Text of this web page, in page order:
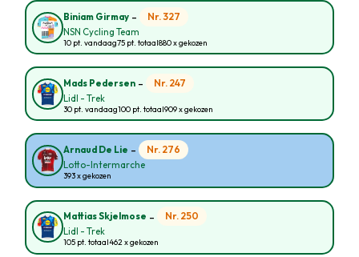
Biniam Girmay - Nr. 327
NSN Cycling Team
10 pt. vandaag75 pt. totaal880 x gekozen
Mads Pedersen - Nr. 247
Lidl - Trek
30 pt. vandaag100 pt. totaal909 x gekozen
Arnaud De Lie - Nr. 276
Lotto-Intermarche
393 x gekozen
Mattias Skjelmose - Nr. 250
Lidl - Trek
105 pt. totaal462 x gekozen